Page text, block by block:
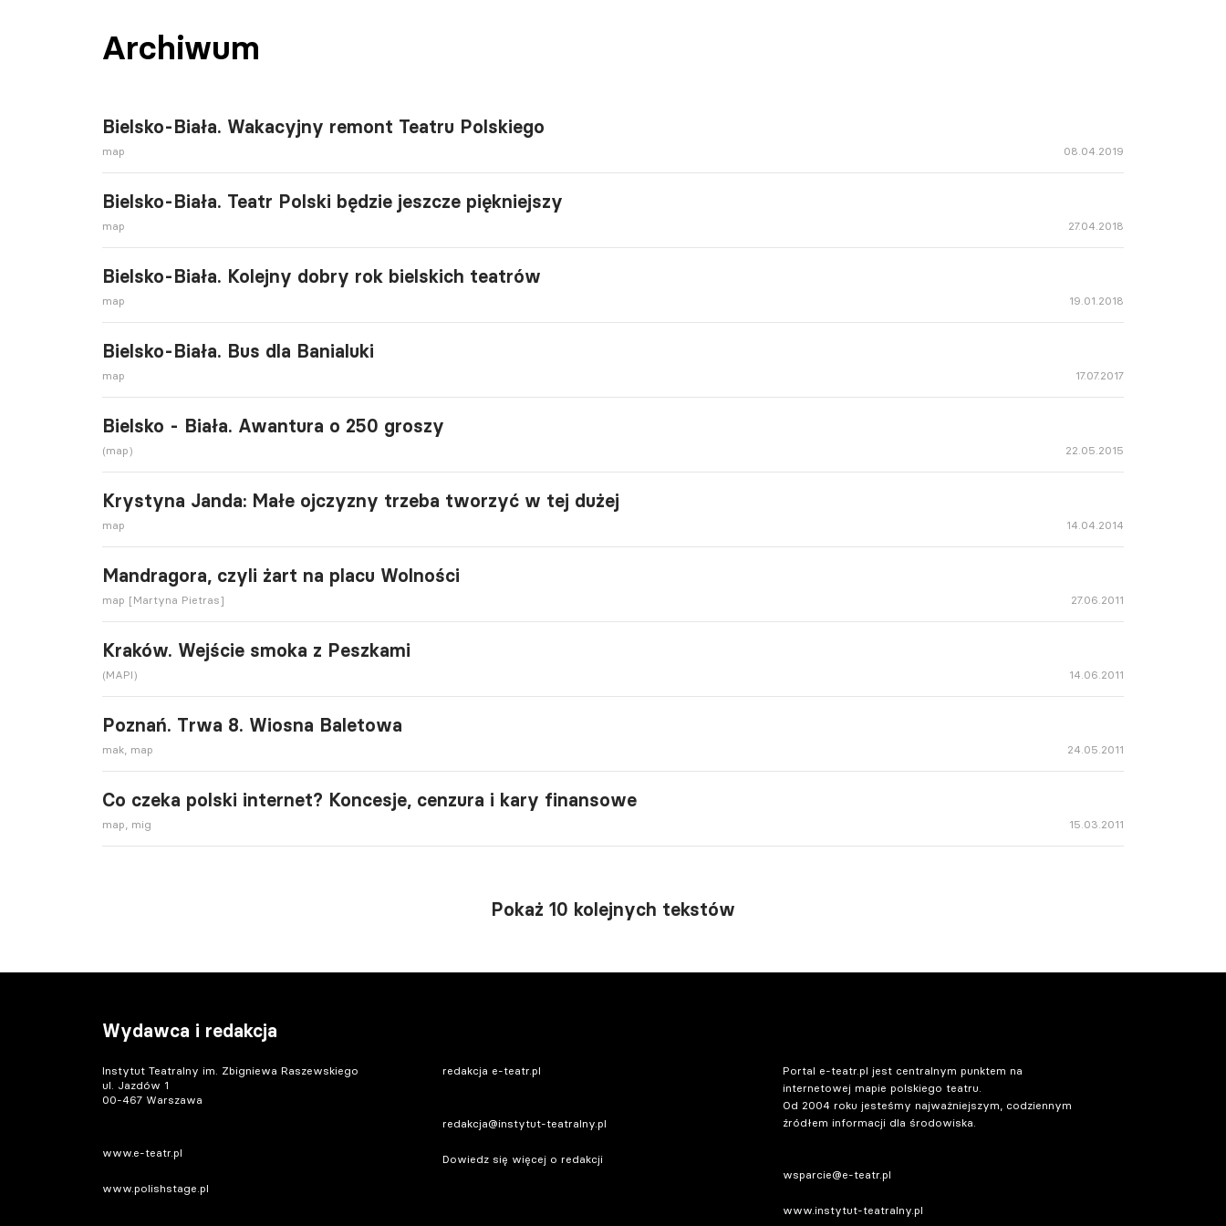
Archiwum
Bielsko-Biała. Wakacyjny remont Teatru Polskiego
map 08.04.2019
Bielsko-Biała. Teatr Polski będzie jeszcze piękniejszy
map 27.04.2018
Bielsko-Biała. Kolejny dobry rok bielskich teatrów
map 19.01.2018
Bielsko-Biała. Bus dla Banialuki
map 17.07.2017
Bielsko - Biała. Awantura o 250 groszy
(map) 22.05.2015
Krystyna Janda: Małe ojczyzny trzeba tworzyć w tej dużej
map 14.04.2014
Mandragora, czyli żart na placu Wolności
map [Martyna Pietras] 27.06.2011
Kraków. Wejście smoka z Peszkami
(MAPI) 14.06.2011
Poznań. Trwa 8. Wiosna Baletowa
mak, map 24.05.2011
Co czeka polski internet? Koncesje, cenzura i kary finansowe
map, mig 15.03.2011
Pokaż 10 kolejnych tekstów
Wydawca i redakcja
Instytut Teatralny im. Zbigniewa Raszewskiego
ul. Jazdów 1
00-467 Warszawa
www.e-teatr.pl
www.polishstage.pl
redakcja e-teatr.pl
redakcja@instytut-teatralny.pl
Dowiedz się więcej o redakcji
Portal e-teatr.pl jest centralnym punktem na
internetowej mapie polskiego teatru.
Od 2004 roku jesteśmy najważniejszym, codziennym
źródłem informacji dla środowiska.
wsparcie@e-teatr.pl
www.instytut-teatralny.pl